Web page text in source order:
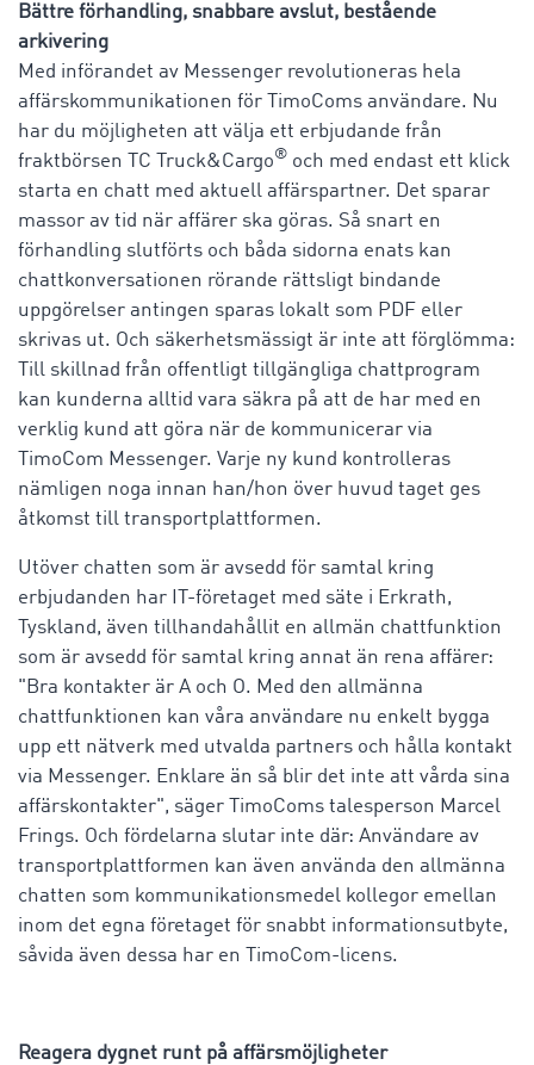
Bättre förhandling, snabbare avslut, bestående
arkivering
Med införandet av Messenger revolutioneras hela
affärskommunikationen för TimoComs användare. Nu
har du möjligheten att välja ett erbjudande från
fraktbörsen TC Truck&Cargo® och med endast ett klick
starta en chatt med aktuell affärspartner. Det sparar
massor av tid när affärer ska göras. Så snart en
förhandling slutförts och båda sidorna enats kan
chattkonversationen rörande rättsligt bindande
uppgörelser antingen sparas lokalt som PDF eller
skrivas ut. Och säkerhetsmässigt är inte att förglömma:
Till skillnad från offentligt tillgängliga chattprogram
kan kunderna alltid vara säkra på att de har med en
verklig kund att göra när de kommunicerar via
TimoCom Messenger. Varje ny kund kontrolleras
nämligen noga innan han/hon över huvud taget ges
åtkomst till transportplattformen.
Utöver chatten som är avsedd för samtal kring
erbjudanden har IT-företaget med säte i Erkrath,
Tyskland, även tillhandahållit en allmän chattfunktion
som är avsedd för samtal kring annat än rena affärer:
"Bra kontakter är A och O. Med den allmänna
chattfunktionen kan våra användare nu enkelt bygga
upp ett nätverk med utvalda partners och hålla kontakt
via Messenger. Enklare än så blir det inte att vårda sina
affärskontakter", säger TimoComs talesperson Marcel
Frings. Och fördelarna slutar inte där: Användare av
transportplattformen kan även använda den allmänna
chatten som kommunikationsmedel kollegor emellan
inom det egna företaget för snabbt informationsutbyte,
såvida även dessa har en TimoCom-licens.
Reagera dygnet runt på affärsmöjligheter